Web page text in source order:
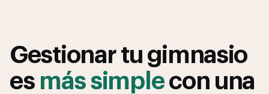
Gestionar tu gimnasio
es más simplecon una